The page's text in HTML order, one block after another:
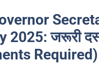
2025: जरूरी
Required)